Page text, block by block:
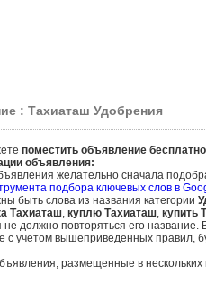
: Тахиаташ Удобрения
поместить объявление бесплатно
объявления:
желательно сначала
подбора ключевых слов в
быть слова из названия категории
Тахиаташ, куплю Тахиаташ, купить
должно повторяться его
учетом вышеприведенных правил,
размещенные в нескольких